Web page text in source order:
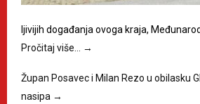
ljivijih događanja ovoga kraja,
Pročitaj više… →
Župan Posavec i Milan Rezo u obilasku
nasipa →